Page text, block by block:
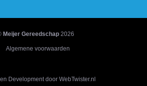
Meijer Gereedschap 2026
Algemene voorwaarden
Development door WebTwister.nl